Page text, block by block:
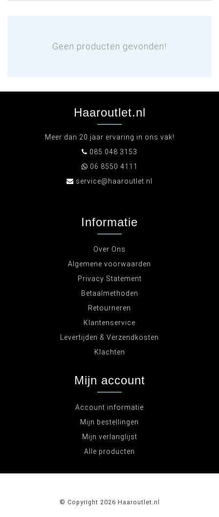
Geen producten gevonden!
Haaroutlet.nl
Meer dan 20 jaar ervaring in ons vak!
085 048 3153
06 8550 4111
service@haaroutlet.nl
Informatie
Over Ons
Algemene voorwaarden
Privacy Statement
Betaalmethoden
Retourneren
Klantenservice
Levertijden & Verzendkosten
Klachten
Mijn account
Account informatie
Mijn bestellingen
Mijn verlanglijst
Alle producten
© Copyright 2026 Haaroutlet.nl